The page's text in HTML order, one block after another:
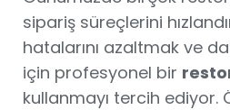
sipariş süreçlerini
hatalarını azaltmak ve
için profesyonel bir
kullanmayı tercih ediyor.